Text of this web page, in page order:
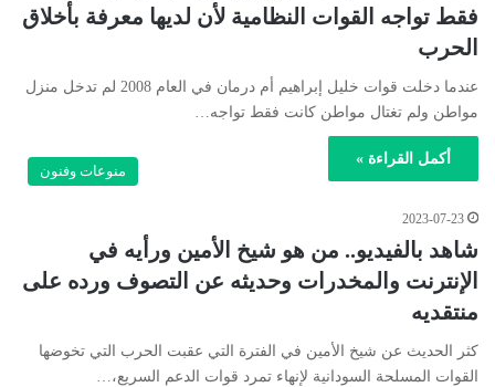
فقط تواجه القوات النظامية لأن لديها معرفة بأخلاق
الحرب
عندما دخلت قوات خليل إبراهيم أم درمان في العام 2008 لم تدخل منزل
مواطن ولم تغتال مواطن كانت فقط تواجه…
أكمل القراءة »
منوعات وفنون
2023-07-23
شاهد بالفيديو.. من هو شيخ الأمين ورأيه في
الإنترنت والمخدرات وحديثه عن التصوف ورده على
منتقديه
كثر الحديث عن شيخ الأمين في الفترة التي عقبت الحرب التي تخوضها
القوات المسلحة السودانية لإنهاء تمرد قوات الدعم السريع،…